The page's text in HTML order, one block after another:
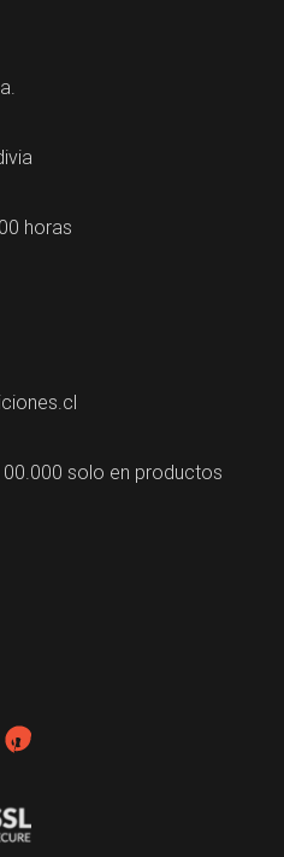
horas
solo en productos